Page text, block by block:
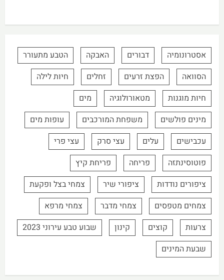
אסטרונומיה דבורים האבקה
הטבע מתעורר
הסוואה
הפצת זרעים זחלים
חיות לילה
חיות מוגנות
מטאורולוגיה
מים
מינים פולשים
משפחת המורכבים
עופות מים
עכבישים
עלים עצי סרק
עצי פרי
פוטוסינתזה
פריחה
פריחת קיץ
ציפורים נודדות
ציפורי שיר
צמחי בצל ופקעת
צמחים מטפסים
צמחי מדבר
צמחי מרפא
צרעות
קוצים קינון
שבוע טבע עירוני 2023
שבעת המינים